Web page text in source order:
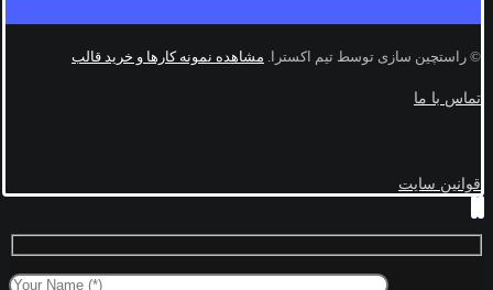
© راستچین سازی توسط تیم اکسترا. مشاهده نمونه کارها و خرید قالب
تماس با ما
قوانین سایت